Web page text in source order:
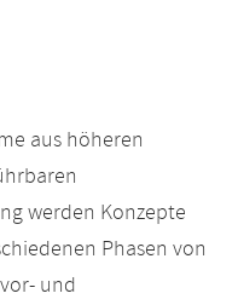
aus höheren
werden Konzepte
Phasen von
und